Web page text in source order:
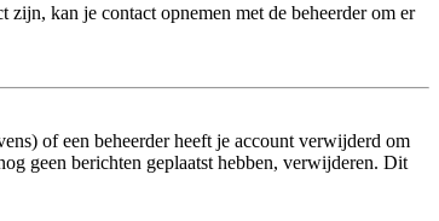
kan je contact opnemen met de beheerder om er
of een beheerder heeft je account verwijderd om
geen berichten geplaatst hebben, verwijderen. Dit